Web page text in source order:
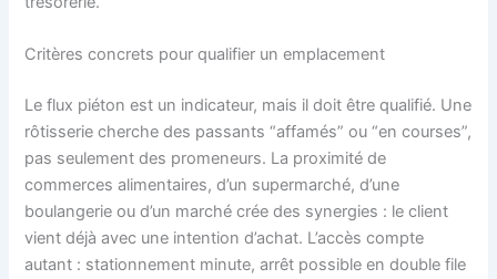
Critères concrets pour qualifier un emplacement
Le flux piéton est un indicateur, mais il doit être qualifié. Une
rôtisserie cherche des passants “affamés” ou “en courses”,
pas seulement des promeneurs. La proximité de
commerces alimentaires, d’un supermarché, d’une
boulangerie ou d’un marché crée des synergies : le client
vient déjà avec une intention d’achat. L’accès compte
autant : stationnement minute, arrêt possible en double file